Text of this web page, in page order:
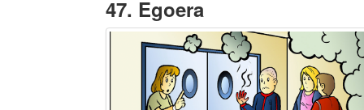
47. Egoera